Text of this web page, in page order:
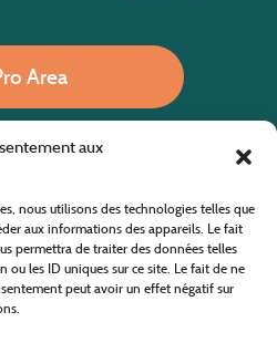
aux
nous utilisons des technologies telles que
aux informations des appareils. Le fait
permettra de traiter des données telles
les ID uniques sur ce site. Le fait de ne
peut avoir un effet négatif sur
Area
Agricultural Fund for Rural Development
in rural areas